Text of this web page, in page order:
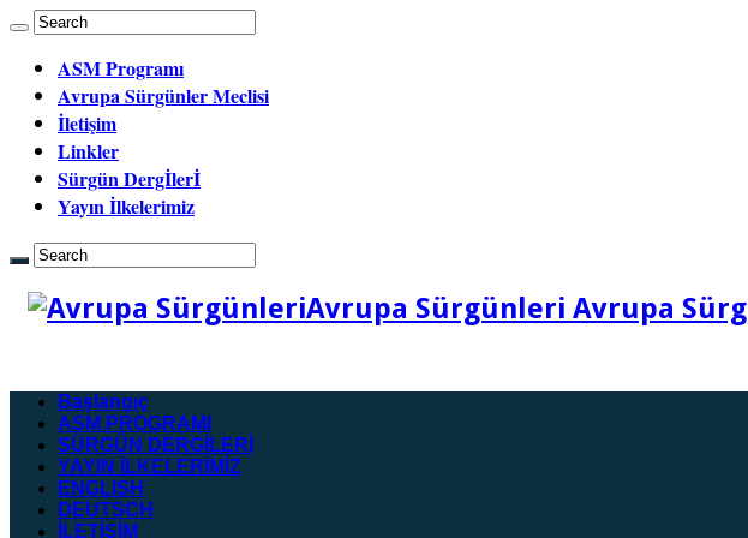
ASM Programı
Avrupa Sürgünler Meclisi
İletişim
Linkler
Sürgün Dergİlerİ
Yayın İlkelerimiz
Avrupa Sürgünleri Avrupa
Başlangıç
ASM PROGRAMI
SÜRGÜN DERGİLERİ
YAYIN İLKELERİMİZ
ENGLISH
DEUTSCH
İLETİŞİM